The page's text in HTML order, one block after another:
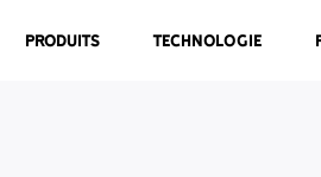
Produits Technologie